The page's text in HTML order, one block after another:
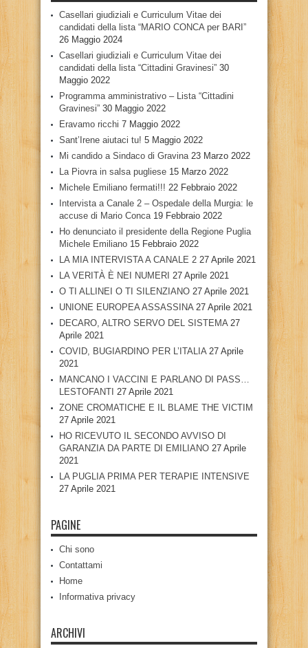
Casellari giudiziali e Curriculum Vitae dei
candidati della lista “MARIO CONCA per BARI”
26 Maggio 2024
Casellari giudiziali e Curriculum Vitae dei
candidati della lista “Cittadini Gravinesi” 30
Maggio 2022
Programma amministrativo – Lista “Cittadini
Gravinesi” 30 Maggio 2022
Eravamo ricchi 7 Maggio 2022
Sant’Irene aiutaci tu! 5 Maggio 2022
Mi candido a Sindaco di Gravina 23 Marzo 2022
La Piovra in salsa pugliese 15 Marzo 2022
Michele Emiliano fermati!!! 22 Febbraio 2022
Intervista a Canale 2 – Ospedale della Murgia: le
accuse di Mario Conca 19 Febbraio 2022
Ho denunciato il presidente della Regione Puglia
Michele Emiliano 15 Febbraio 2022
LA MIA INTERVISTA A CANALE 2 27 Aprile 2021
LA VERITÀ È NEI NUMERI 27 Aprile 2021
O TI ALLINEI O TI SILENZIANO 27 Aprile 2021
UNIONE EUROPEA ASSASSINA 27 Aprile 2021
DECARO, ALTRO SERVO DEL SISTEMA 27
Aprile 2021
COVID, BUGIARDINO PER L’ITALIA 27 Aprile
2021
MANCANO I VACCINI E PARLANO DI PASS…
LESTOFANTI 27 Aprile 2021
ZONE CROMATICHE E IL BLAME THE VICTIM
27 Aprile 2021
HO RICEVUTO IL SECONDO AVVISO DI
GARANZIA DA PARTE DI EMILIANO 27 Aprile
2021
LA PUGLIA PRIMA PER TERAPIE INTENSIVE
27 Aprile 2021
PAGINE
Chi sono
Contattami
Home
Informativa privacy
ARCHIVI